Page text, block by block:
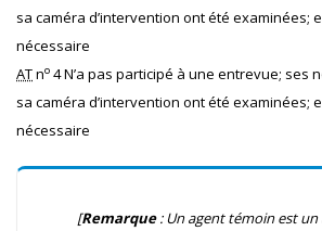
sa caméra d’intervention ont été examinées;
nécessaire
ATno 4 N’a pas participé à une entrevue; ses
sa caméra d’intervention ont été examinées;
nécessaire
[Remarque: Un agent témoin est un